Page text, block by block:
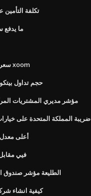
تكلفة التأمين
ما
سعر الدولار مقابل الروبية xoom
حجم تداول
مؤشر مديري المشتريات
ضريبة المملكة المتحدة على
أعلى
فيي مقابل
الطليعة مؤشر
كيفية انشاء